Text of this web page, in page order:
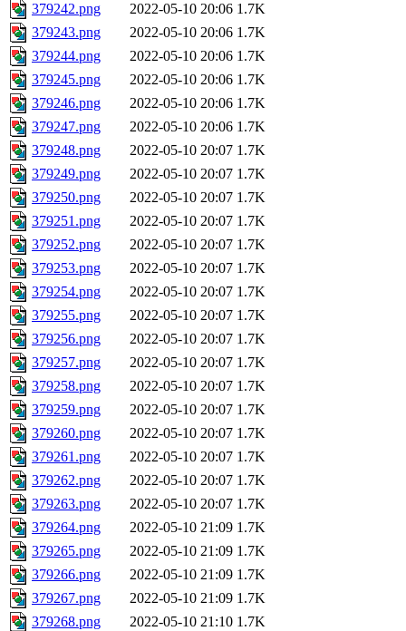
379242.png
2022-05-10 20:06 1.7K
379243.png
2022-05-10 20:06 1.7K
379244.png
2022-05-10 20:06 1.7K
379245.png
2022-05-10 20:06 1.7K
379246.png
2022-05-10 20:06 1.7K
379247.png
2022-05-10 20:06 1.7K
379248.png
2022-05-10 20:07 1.7K
379249.png
2022-05-10 20:07 1.7K
379250.png
2022-05-10 20:07 1.7K
379251.png
2022-05-10 20:07 1.7K
379252.png
2022-05-10 20:07 1.7K
379253.png
2022-05-10 20:07 1.7K
379254.png
2022-05-10 20:07 1.7K
379255.png
2022-05-10 20:07 1.7K
379256.png
2022-05-10 20:07 1.7K
379257.png
2022-05-10 20:07 1.7K
379258.png
2022-05-10 20:07 1.7K
379259.png
2022-05-10 20:07 1.7K
379260.png
2022-05-10 20:07 1.7K
379261.png
2022-05-10 20:07 1.7K
379262.png
2022-05-10 20:07 1.7K
379263.png
2022-05-10 20:07 1.7K
379264.png
2022-05-10 21:09 1.7K
379265.png
2022-05-10 21:09 1.7K
379266.png
2022-05-10 21:09 1.7K
379267.png
2022-05-10 21:09 1.7K
379268.png
2022-05-10 21:10 1.7K